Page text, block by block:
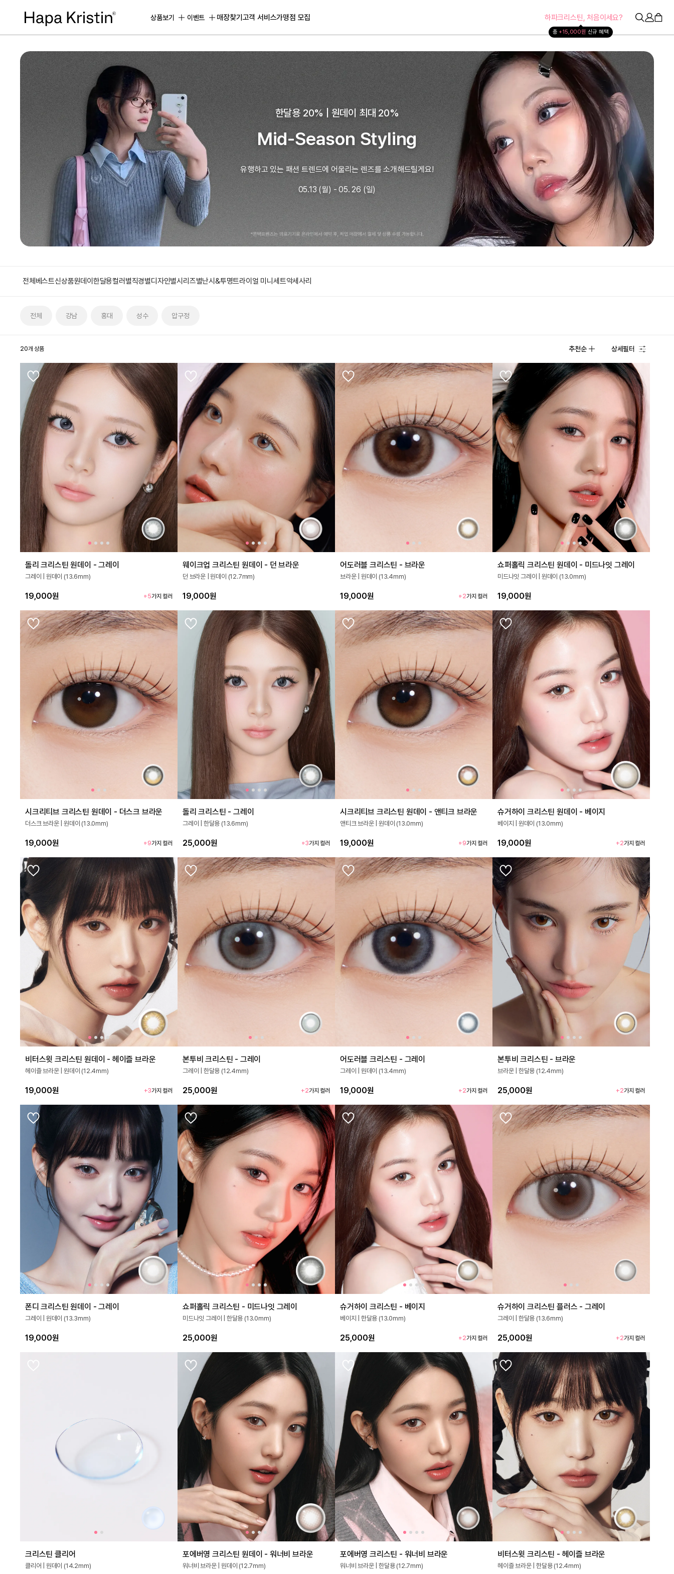
스
상품보기 이벤트 매장찾기 고객 서비스가맹점 모집 하파크리스틴, 처음이세요?
총 +15,000원 신규 혜택
한달용 20% | 원데이 최대 20%
Mid-Season Styling
유행하고 있는 패션 트렌드에 어울리는 렌즈를 소개해드릴게요!
05.13 (월) - 05. 26 (일)
전체 베스트신상품원데이 한달용컬러별직경별디자인별시리즈별난시&투명트라이얼 미니세트악세사리
전체 강남 홍대 성수 압구정
20개 상품 추천순 상세필터
돌리 크리스틴 원데이 - 그레이
그레이 | 원데이 (13.6mm)
19,000원 +5가지 컬러
웨이크업 크리스틴 원데이 - 던 브라운
던 브라운 | 원데이 (12.7mm)
19,000원
어도러블 크리스틴 - 브라운
브라운 | 원데이 (13.4mm)
19,000원 +2가지 컬러
쇼퍼홀릭 크리스틴 원데이 - 미드나잇 그레이
미드나잇 그레이 | 원데이 (13.0mm)
19,000원
시크리티브 크리스틴 원데이 - 더스크 브라운
더스크 브라운 | 원데이 (13.0mm)
19,000원 +9가지 컬러
돌리 크리스틴 - 그레이
그레이 | 한달용 (13.6mm)
25,000원 +3가지 컬러
시크리티브 크리스틴 원데이 - 앤티크 브라운
앤티크 브라운 | 원데이 (13.0mm)
19,000원 +9가지 컬러
슈거하이 크리스틴 원데이 - 베이지
베이지 | 원데이 (13.0mm)
19,000원 +2가지 컬러
비터스윗 크리스틴 원데이 - 헤이즐 브라운
헤이즐 브라운 | 원데이 (12.4mm)
19,000원 +3가지 컬러
본투비 크리스틴 - 그레이
그레이 | 한달용 (12.4mm)
25,000원 +2가지 컬러
어도러블 크리스틴 - 그레이
그레이 | 원데이 (13.4mm)
19,000원 +2가지 컬러
본투비 크리스틴 - 브라운
브라운 | 한달용 (12.4mm)
25,000원 +2가지 컬러
폰디 크리스틴 원데이 - 그레이
그레이 | 원데이 (13.3mm)
19,000원
쇼퍼홀릭 크리스틴 - 미드나잇 그레이
미드나잇 그레이 | 한달용 (13.0mm)
25,000원
슈거하이 크리스틴 - 베이지
베이지 | 한달용 (13.0mm)
25,000원 +2가지 컬러
슈거하이 크리스틴 플러스 - 그레이
그레이 | 한달용 (13.6mm)
25,000원 +2가지 컬러
크리스틴 클리어
클리어 | 원데이 (14.2mm)
포에버영 크리스틴 원데이 - 워너비 브라운
워너비 브라운 | 원데이 (12.7mm)
포에버영 크리스틴 - 워너비 브라운
워너비 브라운 | 한달용 (12.7mm)
비터스윗 크리스틴 - 헤이즐 브라운
헤이즐 브라운 | 한달용 (12.4mm)